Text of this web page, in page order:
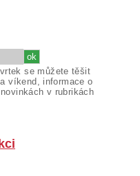
se můžete těšit
víkend, informace o
v rubrikách